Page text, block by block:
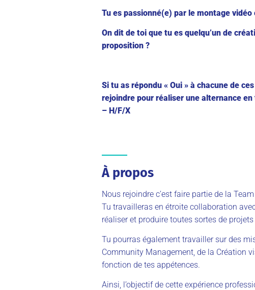
Tu es passionné(e) par le montage
On dit de toi que tu es quelqu’un de
proposition ?
Si tu as répondu « Oui » à chacune de
rejoindre pour réaliser une alternance
– H/F/X
À propos
Nous rejoindre c’est faire partie de la
Tu travailleras en étroite collaboration
réaliser et produire toutes sortes de projets
Tu pourras également travailler sur des
Community Management, de la Création
fonction de tes appétences.
Ainsi, l’objectif de cette expérience